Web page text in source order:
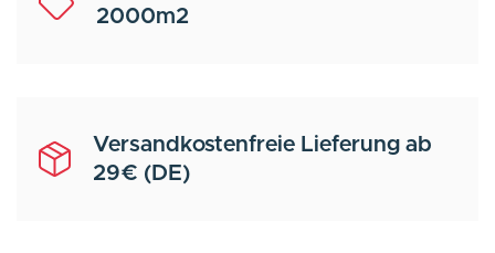
2000m2
Versandkostenfreie Lieferung ab
29€ (DE)